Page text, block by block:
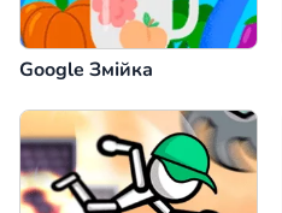
Google Змійка